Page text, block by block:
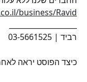
business/Ravid
רביד | 03-5661525
כיצד הפוסט יראה